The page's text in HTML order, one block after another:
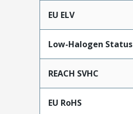
EU ELV
Low-Halogen Status
REACH SVHC
EU RoHS